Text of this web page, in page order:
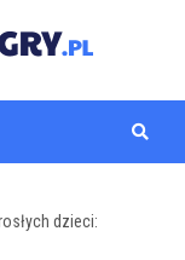
dzieci: